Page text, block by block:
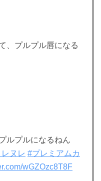
、プルプル唇になる
ルプルになるねん
ヌレ #プレミアムカ
wGZOzc8T8F